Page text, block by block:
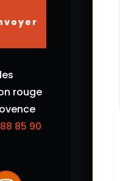
rouge
85 90